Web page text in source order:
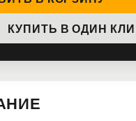
КУПИТЬ В ОДИН